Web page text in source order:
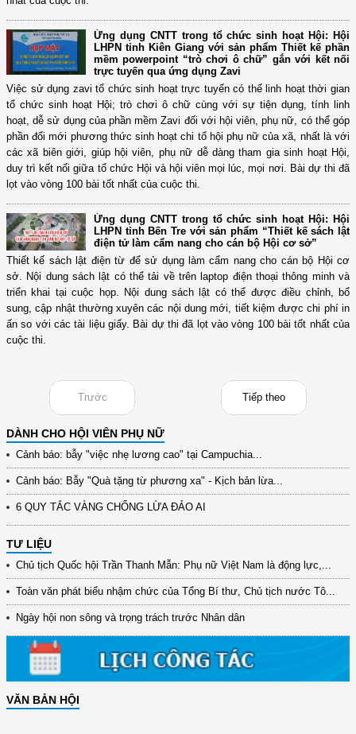
Ứng dụng CNTT trong tổ chức sinh hoạt Hội: Hội
LHPN tỉnh Kiên Giang với sản phẩm Thiết kế phần
mềm powerpoint “trò chơi ô chữ” gắn với kết nối
trực tuyến qua ứng dụng Zavi
Việc sử dụng zavi tổ chức sinh hoạt trực tuyến có thể linh hoạt thời gian
tổ chức sinh hoạt Hội; trò chơi ô chữ cùng với sự tiện dụng, tính linh
hoạt, dễ sử dụng của phần mềm Zavi đối với hội viên, phụ nữ, có thể góp
phần đổi mới phương thức sinh hoạt chi tổ hội phụ nữ của xã, nhất là với
các xã biên giới, giúp hội viên, phụ nữ dễ dàng tham gia sinh hoạt Hội,
duy trì kết nối giữa tổ chức Hội và hội viên mọi lúc, mọi nơi. Bài dự thi đã
lọt vào vòng 100 bài tốt nhất của cuộc thi.
Ứng dụng CNTT trong tổ chức sinh hoạt Hội: Hội
LHPN tỉnh Bến Tre với sản phẩm “Thiết kế sách lật
điện tử làm cẩm nang cho cán bộ Hội cơ sở”
Thiết kế sách lật điện từ để sử dụng làm cẩm nang cho cán bộ Hội cơ
sở. Nội dung sách lật có thể tải về trên laptop điện thoại thông minh và
triển khai tại cuộc họp. Nội dung sách lật có thể được điều chỉnh, bổ
sung, cập nhật thường xuyên các nội dung mới, tiết kiệm được chi phí in
ấn so với các tài liệu giấy. Bài dự thi đã lọt vào vòng 100 bài tốt nhất của
cuộc thi.
Trước Tiếp theo
DÀNH CHO HỘI VIÊN PHỤ NỮ
Cảnh báo: bẫy "việc nhẹ lương cao" tại Campuchia...
Cảnh báo: Bẫy "Quà tặng từ phương xa" - Kịch bản lừa...
6 QUY TẮC VÀNG CHỐNG LỪA ĐẢO AI
TƯ LIỆU
Chủ tịch Quốc hội Trần Thanh Mẫn: Phụ nữ Việt Nam là động lực,...
Toàn văn phát biểu nhậm chức của Tổng Bí thư, Chủ tịch nước Tô...
Ngày hội non sông và trọng trách trước Nhân dân
VĂN BẢN HỘI